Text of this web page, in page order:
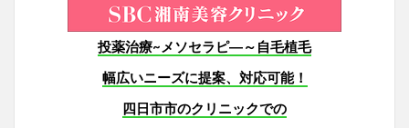
投薬治療~メソセラピ―～自毛植毛
幅広いニーズに提案、対応可能！
四日市市のクリニックでの